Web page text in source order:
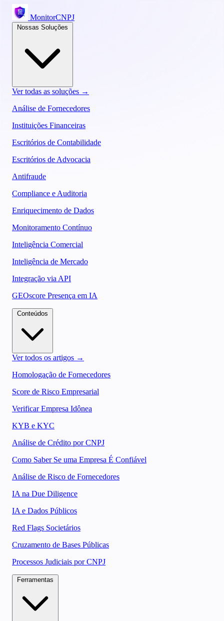
MonitorCNPJ
Ver todas as soluções →
Análise de Fornecedores
Instituições Financeiras
Escritórios de Contabilidade
Escritórios de Advocacia
Antifraude
Compliance e Auditoria
Enriquecimento de Dados
Monitoramento Contínuo
Inteligência Comercial
Inteligência de Mercado
Integração via API
GEOscore Presença em IA
Ver todos os artigos →
Homologação de Fornecedores
Score de Risco Empresarial
Verificar Empresa Idônea
KYB e KYC
Análise de Crédito por CNPJ
Como Saber Se uma Empresa É Confiável
Análise de Risco de Fornecedores
IA na Due Diligence
IA e Dados Públicos
Red Flags Societários
Cruzamento de Bases Públicas
Processos Judiciais por CNPJ